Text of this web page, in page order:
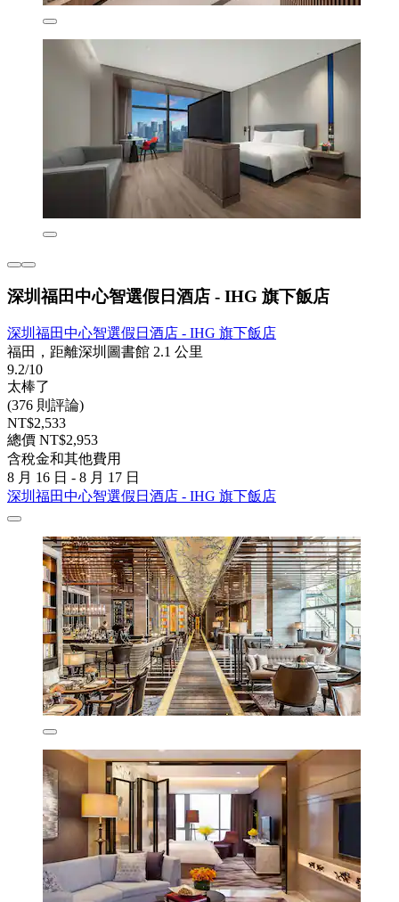
深圳福田中心智選假日酒店 - IHG 旗下飯店
深圳福田中心智選假日酒店 - IHG 旗下飯店
福田，距離深圳圖書館 2.1 公里
9.2/10
太棒了
(376 則評論)
NT$2,533
總價 NT$2,953
含稅金和其他費用
8 月 16 日 - 8 月 17 日
深圳福田中心智選假日酒店 - IHG 旗下飯店